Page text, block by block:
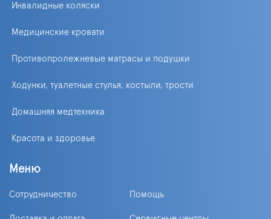
Инвалидные коляски
Медицинские кровати
Противопролежневые матрасы и подушки
Ходунки, туалетные стулья, костыли, трости
Домашняя медтехника
Красота и здоровье
Меню
Сотрудничество Помощь